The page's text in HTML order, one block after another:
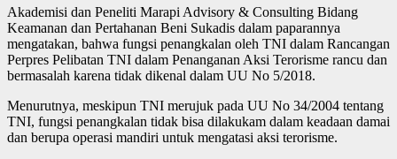
Akademisi dan Peneliti Marapi Advisory & Consulting Bidang
Keamanan dan Pertahanan Beni Sukadis dalam paparannya
mengatakan, bahwa fungsi penangkalan oleh TNI dalam Rancangan
Perpres Pelibatan TNI dalam Penanganan Aksi Terorisme rancu dan
bermasalah karena tidak dikenal dalam UU No 5/2018.
Menurutnya, meskipun TNI merujuk pada UU No 34/2004 tentang
TNI, fungsi penangkalan tidak bisa dilakukam dalam keadaan damai
dan berupa operasi mandiri untuk mengatasi aksi terorisme.